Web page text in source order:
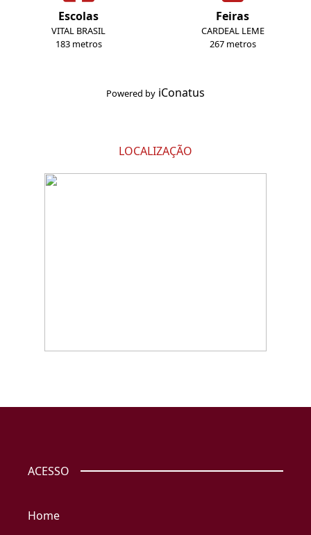
Escolas
VITAL BRASIL
183 metros
Feiras
CARDEAL LEME
267 metros
Powered by iConatus
LOCALIZAÇÃO
ACESSO
Home